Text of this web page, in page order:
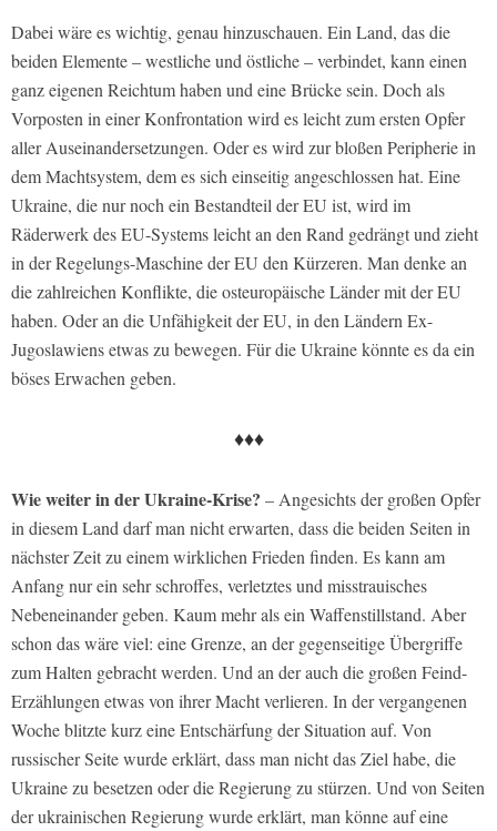
Dabei wäre es wichtig, genau hinzuschauen. Ein Land, das die
beiden Elemente – westliche und östliche – verbindet, kann einen
ganz eigenen Reichtum haben und eine Brücke sein. Doch als
Vorposten in einer Konfrontation wird es leicht zum ersten Opfer
aller Auseinandersetzungen. Oder es wird zur bloßen Peripherie in
dem Machtsystem, dem es sich einseitig angeschlossen hat. Eine
Ukraine, die nur noch ein Bestandteil der EU ist, wird im
Räderwerk des EU-Systems leicht an den Rand gedrängt und zieht
in der Regelungs-Maschine der EU den Kürzeren. Man denke an
die zahlreichen Konflikte, die osteuropäische Länder mit der EU
haben. Oder an die Unfähigkeit der EU, in den Ländern Ex-
Jugoslawiens etwas zu bewegen. Für die Ukraine könnte es da ein
böses Erwachen geben.
♦♦♦
Wie weiter in der Ukraine-Krise? – Angesichts der großen Opfer
in diesem Land darf man nicht erwarten, dass die beiden Seiten in
nächster Zeit zu einem wirklichen Frieden finden. Es kann am
Anfang nur ein sehr schroffes, verletztes und misstrauisches
Nebeneinander geben. Kaum mehr als ein Waffenstillstand. Aber
schon das wäre viel: eine Grenze, an der gegenseitige Übergriffe
zum Halten gebracht werden. Und an der auch die großen Feind-
Erzählungen etwas von ihrer Macht verlieren. In der vergangenen
Woche blitzte kurz eine Entschärfung der Situation auf. Von
russischer Seite wurde erklärt, dass man nicht das Ziel habe, die
Ukraine zu besetzen oder die Regierung zu stürzen. Und von Seiten
der ukrainischen Regierung wurde erklärt, man könne auf eine